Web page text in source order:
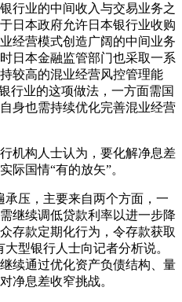
行业的中间收入与交易业务之
日本政府允许日本银行业收购
经营模式创造广阔的中间业务
日本金融监管部门也采取一系
较高的混业经营风控管理能
行业的这项做法，一方面需国
身也需持续优化完善混业经营
机构人士认为，要化解净息差
际国情“有的放矢”。
压，主要来自两个方面，一
继续调低贷款利率以进一步降
存款定期化行为，令存款获取
型银行人士向记者分析说。
续通过优化资产负债结构、量
净息差收窄挑战。